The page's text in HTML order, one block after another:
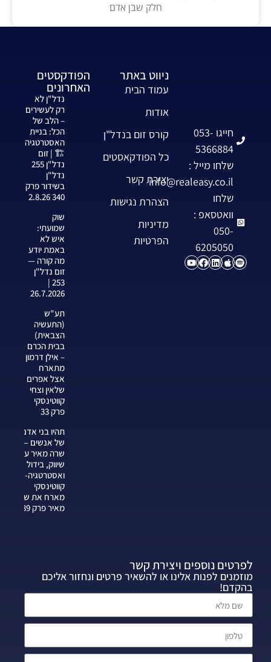
חלק שבן אדם
חייגו 053-
5366884
שלחו מייל :
info@realeasy.co.il
שלחו
וואטסאפ :
050-
6205050
ניווט באתר
עמוד הבית
אודות
קורס זום בנדל"ן
כל הפודקאסטים
יצירת קשר
הצהרת נגישות
מדיניות
הפרטיות
הפודקסטים
האחרונים
נדל"ן לא
רק לעשירים
– הלב של
הכל: בניית
האסטרטגיה
🏗️ | זום
נדל"ן 255
נדל"ן
בשידור פרק
340 2.8.26
שוק
שמועתי:
איש לא
באמת יודע
מה קורה —
זום נדל"ן
253 |
26.7.2026
תע"ש
(התעשיה
הצבאית)
בבית הכרם
– אילן דרמון
מתארח
אצל אפרים
שלאין וצחי
קווטינסקי
פרק 33
תהיו בני אדם
של אנשים —
שרה מאיר על
שיווק, בידול
ואסטרטגיה-צחי
קווטינסקי
מארח את שרה
מאיר פרק 339
לפרטים נוספים ויצירת קשר
מוזמנים לפנות אלינו או להשאיר פרטים ונחזור אליכם
בהקדם!